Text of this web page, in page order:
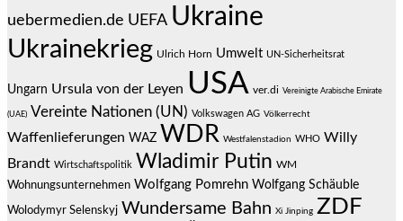
uebermedien.de UEFA Ukraine
Ukrainekrieg Ulrich Horn Umwelt UN-Sicherheitsrat
Ungarn Ursula von der Leyen USA ver.di Vereinigte Arabische Emirate
(UAE) Vereinte Nationen (UN) Volkswagen AG Völkerrecht
Waffenlieferungen WAZ WDR Westfalenstadion WHO Willy
Brandt Wirtschaftspolitik Wladimir Putin WM
Wohnungsunternehmen Wolfgang Pomrehn Wolfgang Schäuble
Wolodymyr Selenskyj Wundersame Bahn Xi Jinping ZDF